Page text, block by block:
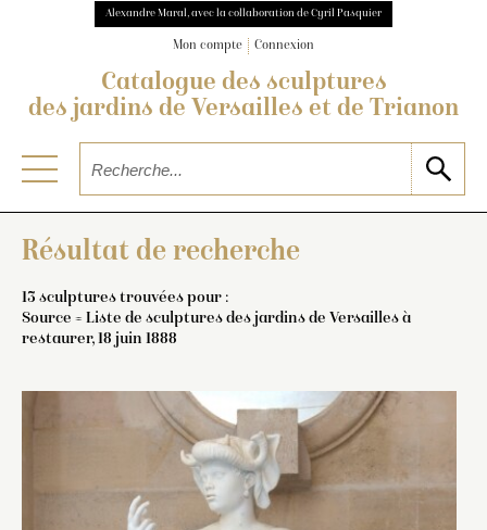
Alexandre Maral, avec la collaboration de Cyril Pasquier
Mon compte Connexion
Catalogue des sculptures
des jardins de Versailles et de Trianon
Résultat de recherche
13 sculptures trouvées pour :
Source = Liste de sculptures des jardins de Versailles à
restaurer, 18 juin 1888